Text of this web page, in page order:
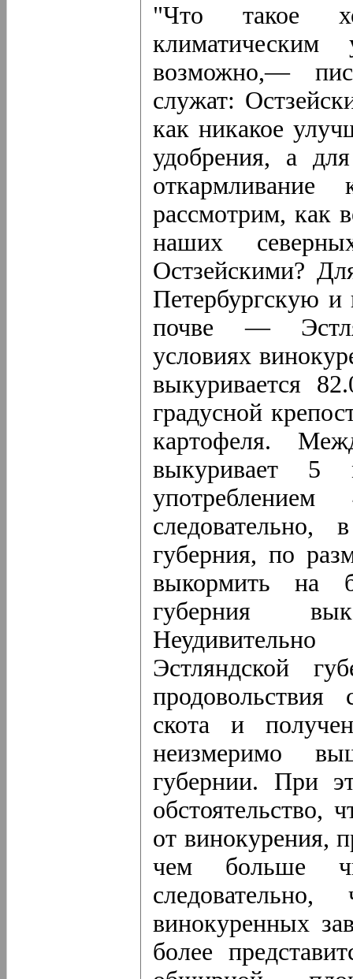
"Что такое
возможно,—
служат:
как никакое
удобрения, а
откармливание
рассмотрим, как
наших
Остзейскими?
Петербургскую
почве —
условиях
выкуривается
градусной
картофеля.
выкуривает
губерния, по
выкормить на
губерния
Эстляндской
продовольствия
скота и
неизмеримо
губернии. При
обстоятельство,
от винокурения,
чем больше
винокуренных
более